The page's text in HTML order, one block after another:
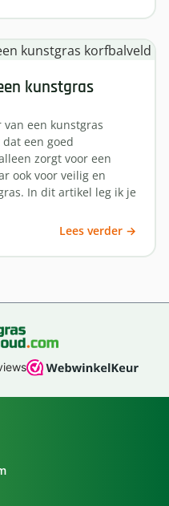
kunstgras
een kunstgras
een goed
zorgt voor een
ook voor veilig en
In dit artikel leg ik je
Lees verder →